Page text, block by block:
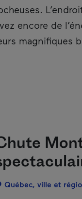
encore de
magnifiques
Québec, ville et